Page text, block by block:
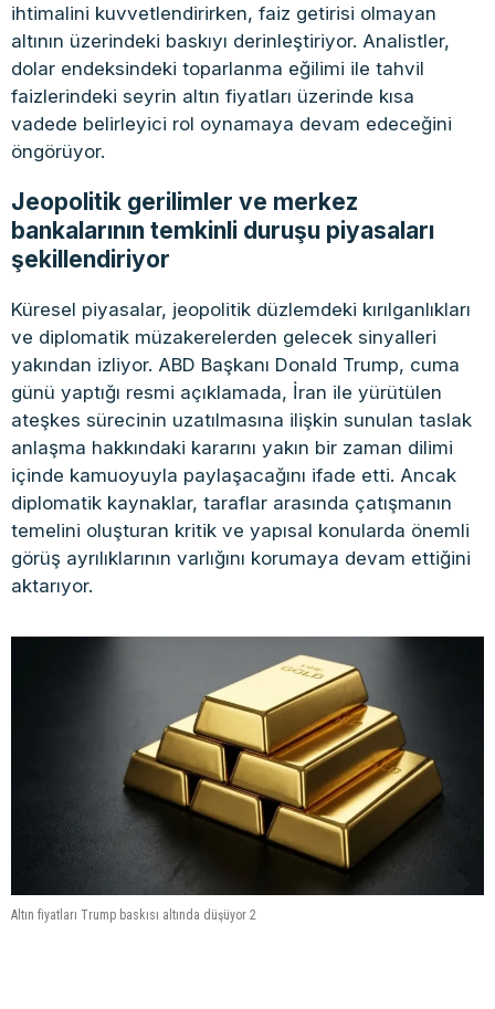
ihtimalini kuvvetlendirirken, faiz getirisi olmayan
altının üzerindeki baskıyı derinleştiriyor. Analistler,
dolar endeksindeki toparlanma eğilimi ile tahvil
faizlerindeki seyrin altın fiyatları üzerinde kısa
vadede belirleyici rol oynamaya devam edeceğini
öngörüyor.
Jeopolitik gerilimler ve merkez
bankalarının temkinli duruşu piyasaları
şekillendiriyor
Küresel piyasalar, jeopolitik düzlemdeki kırılganlıkları
ve diplomatik müzakerelerden gelecek sinyalleri
yakından izliyor. ABD Başkanı Donald Trump, cuma
günü yaptığı resmi açıklamada, İran ile yürütülen
ateşkes sürecinin uzatılmasına ilişkin sunulan taslak
anlaşma hakkındaki kararını yakın bir zaman dilimi
içinde kamuoyuyla paylaşacağını ifade etti. Ancak
diplomatik kaynaklar, taraflar arasında çatışmanın
temelini oluşturan kritik ve yapısal konularda önemli
görüş ayrılıklarının varlığını korumaya devam ettiğini
aktarıyor.
Altın fiyatları Trump baskısı altında düşüyor 2